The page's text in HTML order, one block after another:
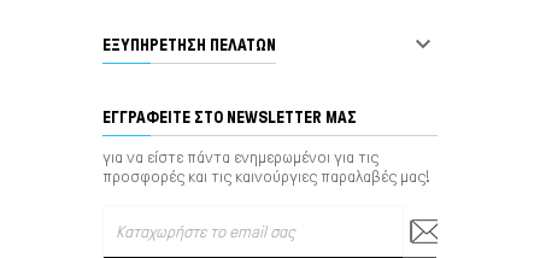
ΕΞΥΠΗΡΈΤΗΣΗ ΠΕΛΑΤΏΝ 
ΕΓΓΡΑΦΕΊΤΕ ΣΤΟ NEWSLETTER ΜΑΣ
για να είστε πάντα ενημερωμένοι για τις
προσφορές και τις καινούργιες παραλαβές μας!